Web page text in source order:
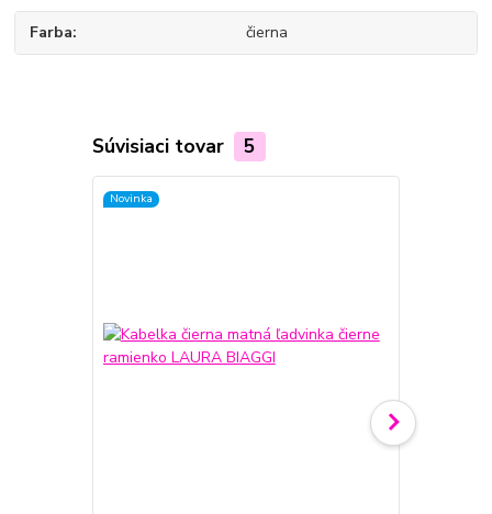
Farba čierna
Súvisiaci tovar 5
Novinka